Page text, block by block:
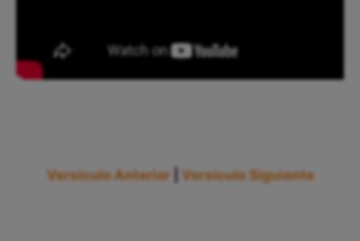
Versículo Anterior Versículo Siguiente